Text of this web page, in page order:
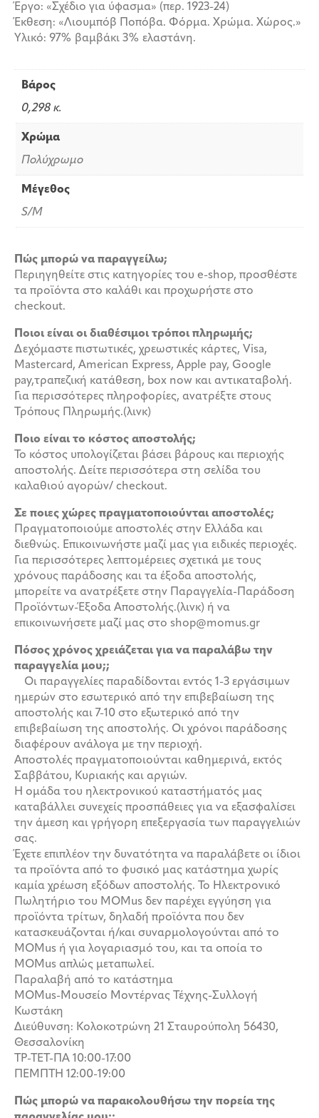
Έργο: «Σχέδιο για ύφασμα» (περ. 1923-24)
Έκθεση: «Λιουμπόβ Ποπόβα. Φόρμα. Χρώμα. Χώρος.»
Υλικό: 97% βαμβάκι 3% ελαστάνη.
Βάρος
0,298 κ.
Χρώμα
Πολύχρωμο
Μέγεθος
S/M
Πώς μπορώ να παραγγείλω;
Περιηγηθείτε στις κατηγορίες του e-shop, προσθέστε
τα προϊόντα στο καλάθι και προχωρήστε στο
checkout.
Ποιοι είναι οι διαθέσιμοι τρόποι πληρωμής;
Δεχόμαστε πιστωτικές, χρεωστικές κάρτες, Visa,
Mastercard, American Express, Apple pay, Google
pay,τραπεζική κατάθεση, box now και αντικαταβολή.
Για περισσότερες πληροφορίες, ανατρέξτε στους
Τρόπους Πληρωμής.(λινκ)
Ποιο είναι το κόστος αποστολής;
Το κόστος υπολογίζεται βάσει βάρους και περιοχής
αποστολής. Δείτε περισσότερα στη σελίδα του
καλαθιού αγορών/ checkout.
Σε ποιες χώρες πραγματοποιούνται αποστολές;
Πραγματοποιούμε αποστολές στην Ελλάδα και
διεθνώς. Επικοινωνήστε μαζί μας για ειδικές περιοχές.
Για περισσότερες λεπτομέρειες σχετικά με τους
χρόνους παράδοσης και τα έξοδα αποστολής,
μπορείτε να ανατρέξετε στην Παραγγελία-Παράδοση
Προϊόντων-Έξοδα Αποστολής.(λινκ) ή να
επικοινωνήσετε μαζί μας στο shop@momus.gr
Πόσος χρόνος χρειάζεται για να παραλάβω την
παραγγελία μου;;
Οι παραγγελίες παραδίδονται εντός 1-3 εργάσιμων
ημερών στο εσωτερικό από την επιβεβαίωση της
αποστολής και 7-10 στο εξωτερικό από την
επιβεβαίωση της αποστολής. Οι χρόνοι παράδοσης
διαφέρουν ανάλογα με την περιοχή.
Αποστολές πραγματοποιούνται καθημερινά, εκτός
Σαββάτου, Κυριακής και αργιών.
Η ομάδα του ηλεκτρονικού καταστήματός μας
καταβάλλει συνεχείς προσπάθειες για να εξασφαλίσει
την άμεση και γρήγορη επεξεργασία των παραγγελιών
σας.
Έχετε επιπλέον την δυνατότητα να παραλάβετε οι ίδιοι
τα προϊόντα από το φυσικό μας κατάστημα χωρίς
καμία χρέωση εξόδων αποστολής. Το Ηλεκτρονικό
Πωλητήριο του MOMus δεν παρέχει εγγύηση για
προϊόντα τρίτων, δηλαδή προϊόντα που δεν
κατασκευάζονται ή/και συναρμολογούνται από το
MOMus ή για λογαριασμό του, και τα οποία το
MOMus απλώς μεταπωλεί.
Παραλαβή από το κατάστημα
MOMus-Μουσείο Μοντέρνας Τέχνης-Συλλογή
Κωστάκη
Διεύθυνση: Κολοκοτρώνη 21 Σταυρούπολη 56430,
Θεσσαλονίκη
ΤΡ-ΤΕΤ-ΠΑ 10:00-17:00
ΠΕΜΠΤΗ 12:00-19:00
Πώς μπορώ να παρακολουθήσω την πορεία της